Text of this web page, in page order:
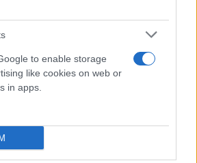
to enable storage
like cookies on web or
in apps.